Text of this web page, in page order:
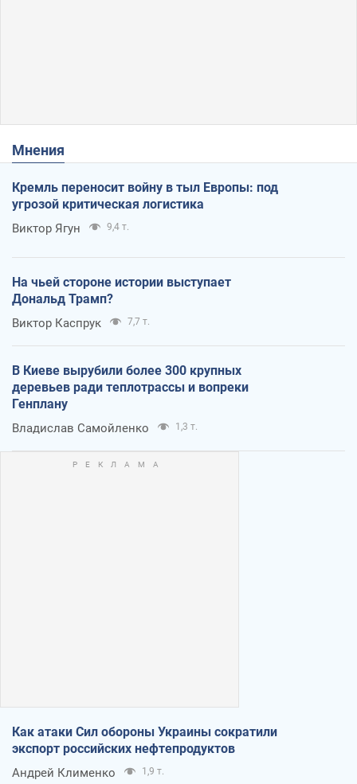
Мнения
Кремль переносит войну в тыл Европы: под
угрозой критическая логистика
Виктор Ягун 9,4 т.
На чьей стороне истории выступает
Дональд Трамп?
Виктор Каспрук 7,7 т.
В Киеве вырубили более 300 крупных
деревьев ради теплотрассы и вопреки
Генплану
Владислав Самойленко 1,3 т.
Как атаки Сил обороны Украины сократили
экспорт российских нефтепродуктов
Андрей Клименко 1,9 т.